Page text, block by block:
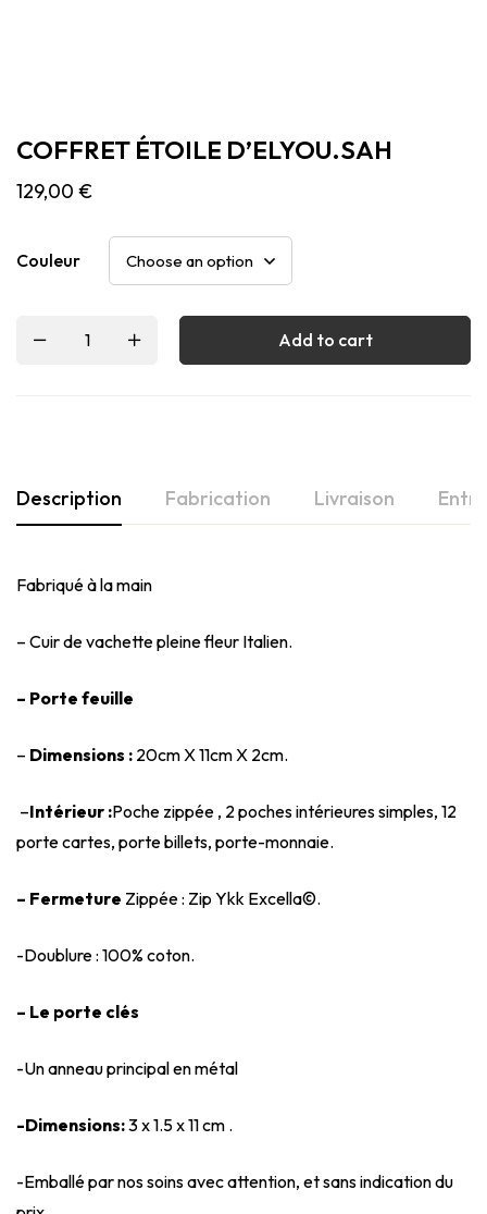
COFFRET ÉTOILE D’ELYOU.SAH
129,00 €
Couleur
Add to cart
Description Fabrication Livraison
Fabriqué à la main
– Cuir de vachette pleine fleur Italien.
– Porte feuille
– Dimensions : 20cm X 11cm X 2cm.
–Intérieur :Poche zippée , 2 poches intérieures simples, 12
porte cartes, porte billets, porte-monnaie.
– Fermeture Zippée : Zip Ykk Excella©.
-Doublure : 100% coton.
– Le porte clés
-Un anneau principal en métal
-Dimensions:3 x 1.5 x 11 cm .
-Emballé par nos soins avec attention, et sans indication du